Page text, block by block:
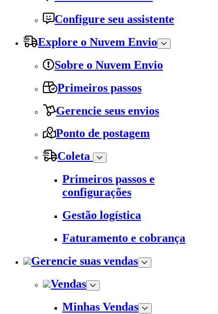
Configure seu assistente
Explore o Nuvem Envio
Sobre o Nuvem Envio
Primeiros passos
Gerencie seus envios
Ponto de postagem
Coleta
Primeiros passos e
configurações
Gestão logística
Faturamento e cobrança
Gerencie suas vendas
Vendas
Minhas Vendas